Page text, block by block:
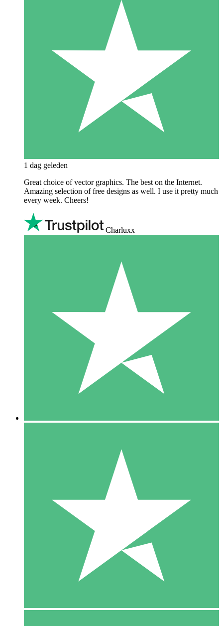
1 dag geleden
Great choice of vector graphics. The best on the Internet.
Amazing selection of free designs as well. I use it pretty much
every week. Cheers!
Charluxx